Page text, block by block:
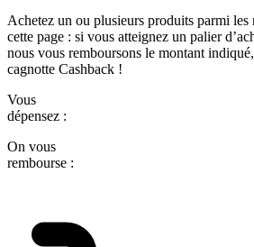
Achetez un ou plusieurs produits parmi les
cette page : si vous atteignez un palier
nous vous remboursons le montant
cagnotte Cashback !
Vous
dépensez :
On vous
rembourse :